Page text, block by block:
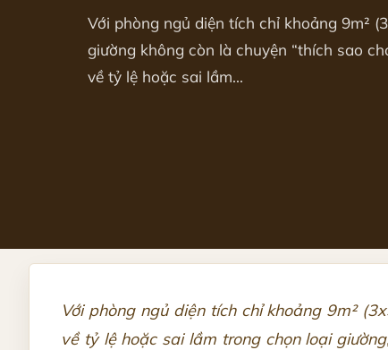
Với phòng ngủ diện tích chỉ khoảng 9m²
giường không còn là chuyện “thích sao
về tỷ lệ hoặc sai lầm...
Với phòng ngủ diện tích chỉ khoảng 9m²
về tỷ lệ hoặc sai lầm trong chọn loại